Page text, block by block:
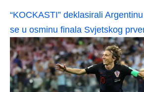
“KOCKASTI” deklasirali
se u osminu finala Svjetskog